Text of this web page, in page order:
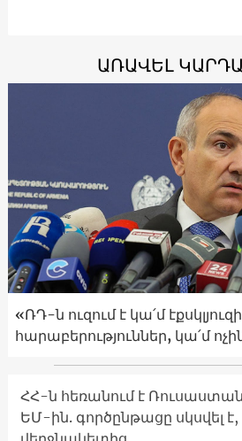
ԱՌԱՎԵԼ
«ՌԴ-ն ուզում է կա՛մ
հարաբերություններ, կա՛մ
ՀՀ-ն հեռանում է
ԵՄ-ին. գործընթացը սկսվել է,